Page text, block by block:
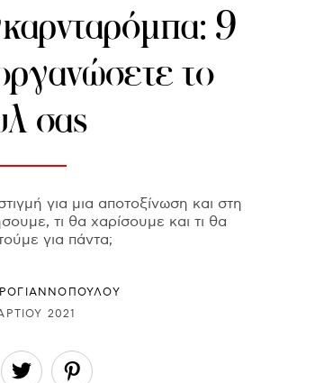
9
το
σας
για μια αποτοξίνωση και στη
τι θα χαρίσουμε και τι θα
για πάντα;
2021